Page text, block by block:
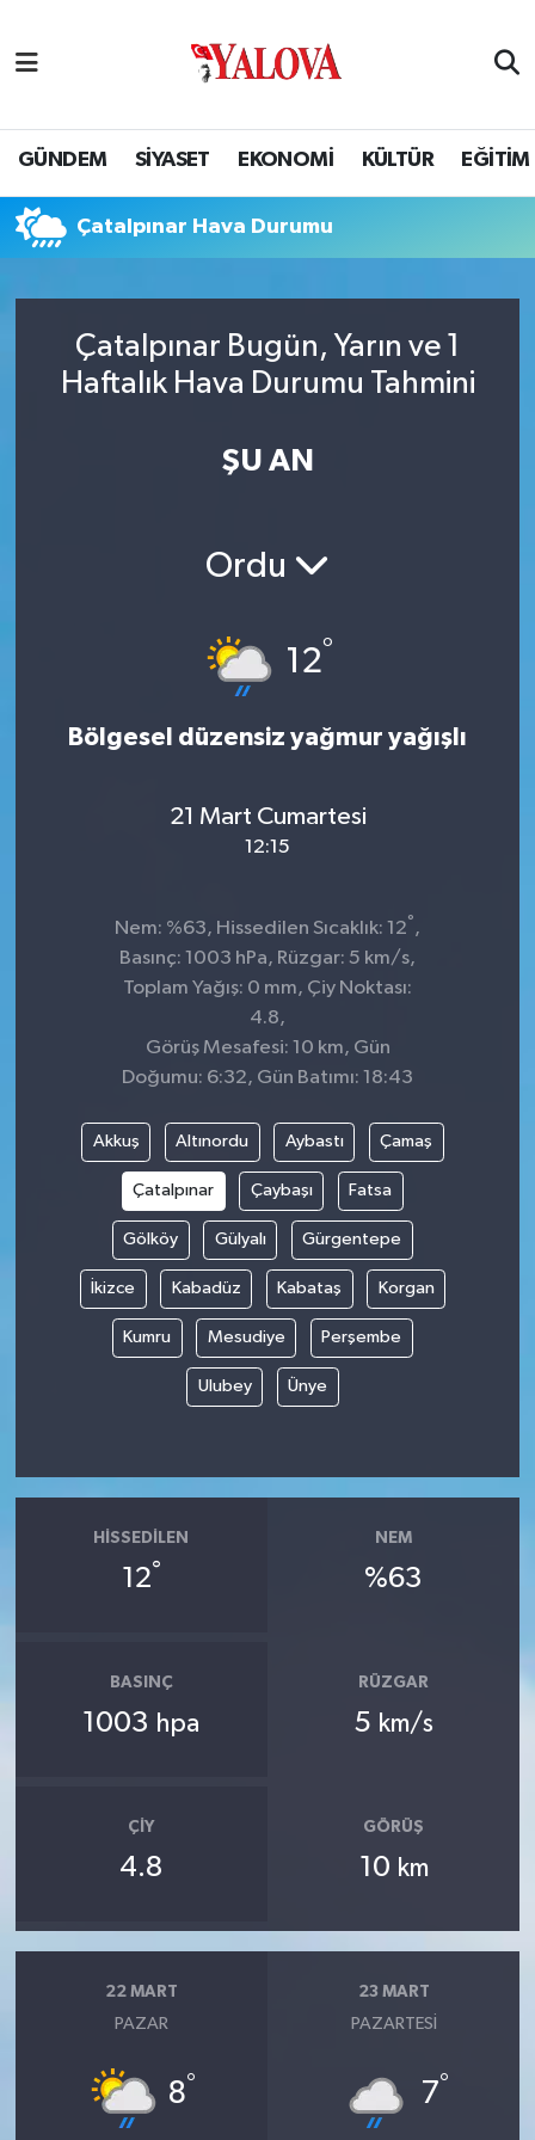
GÜNDEM SİYASET EKONOMİ KÜLTÜR EĞİTİM
Çatalpınar Hava Durumu
Çatalpınar Bugün, Yarın ve 1
Haftalık Hava Durumu Tahmini
ŞU AN
Ordu
12°
Bölgesel düzensiz yağmur yağışlı
21 Mart Cumartesi
12:15
Nem: %63, Hissedilen Sıcaklık: 12° ,
Basınç: 1003 hPa, Rüzgar: 5 km/s,
Toplam Yağış: 0 mm, Çiy Noktası:
4.8,
Görüş Mesafesi: 10 km, Gün
Doğumu: 6:32, Gün Batımı: 18:43
Akkuş Altınordu Aybastı Çamaş
Çatalpınar Çaybaşı Fatsa
Gölköy Gülyalı Gürgentepe
İkizce Kabadüz Kabataş Korgan
Kumru Mesudiye Perşembe
Ulubey Ünye
HISSEDILEN
12°
NEM
%63
BASINÇ
1003 hpa
RÜZGAR
5 km/s
ÇIY
4.8
GÖRÜŞ
10 km
22 MART
PAZAR
8°
23 MART
PAZARTESI
7°
SİYASET
EĞİTİM
BİLİM VE TEKNOLOJİ
Yalova Nöbetçi Eczaneler
Yalova Hava Durumu
Puan Durumu ve Fikstür
Tüm Manşetler
Son Dakika Haberleri